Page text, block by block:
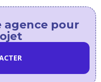
agence pour